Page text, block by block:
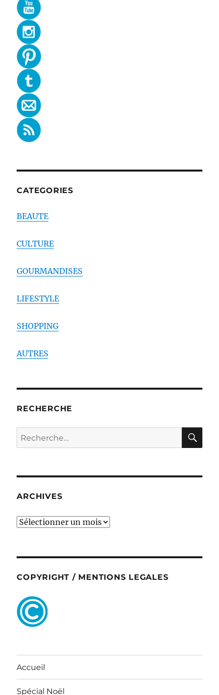
CATEGORIES
BEAUTE
CULTURE
GOURMANDISES
LIFESTYLE
SHOPPING
AUTRES
RECHERCHE
Recherche
pour :
ARCHIVES
ARCHIVES
COPYRIGHT / MENTIONS LEGALES
Accueil
Spécial Noël